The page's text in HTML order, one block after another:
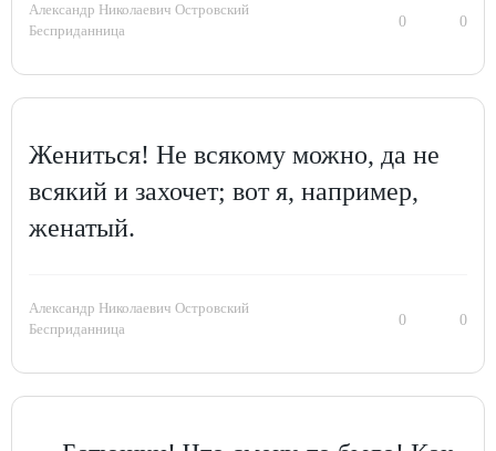
Александр Николаевич Островский
Бесприданница
0 0
Жениться! Не всякому можно, да не
всякий и захочет; вот я, например,
женатый.
Александр Николаевич Островский
Бесприданница
0 0